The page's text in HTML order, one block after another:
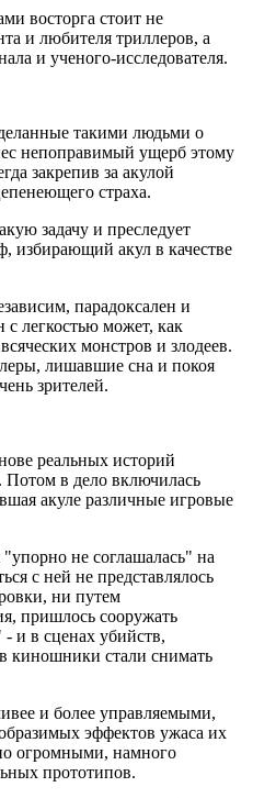
восторга стоит не
и любителя триллеров, а
и ученого-исследователя.
такими людьми о
непоправимый ущерб этому
закрепив за акулой
страха.
задачу и преследует
избирающий акул в качестве
парадоксален и
с легкостью может, как
монстров и злодеев.
лишавшие сна и покоя
зрителей.
реальных историй
в дело включилась
акуле различные игровые
не соглашалась" на
с ней не представлялось
ни путем
пришлось сооружать
и в сценах убийств,
киношники стали снимать
и более управляемыми,
эффектов ужаса их
огромными, намного
прототипов.